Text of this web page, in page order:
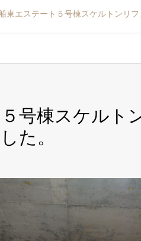
東エステート５号棟スケルトンリ
号棟スケルト
た。